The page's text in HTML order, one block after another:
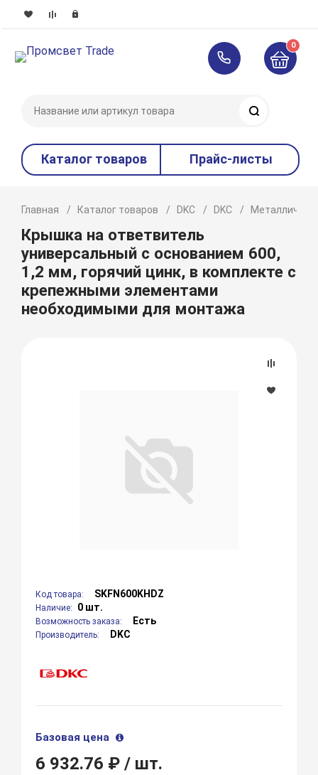
0
Каталог товаров Прайс-листы
Главная Каталог товаров DKC DKC
Крышка на ответвитель
универсальный с основанием 600,
1,2 мм, горячий цинк, в комплекте с
крепежными элементами
необходимыми для монтажа
Код товара: SKFN600KHDZ
Наличие: 0 шт.
Возможность заказа: Есть
Производитель: DKC
Базовая цена
6 932.76 ₽/ шт.